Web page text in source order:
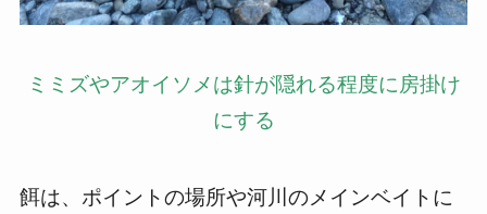
ミミズやアオイソメは針が隠れる程度に房掛け
にする
餌は、ポイントの場所や河川のメインベイトに